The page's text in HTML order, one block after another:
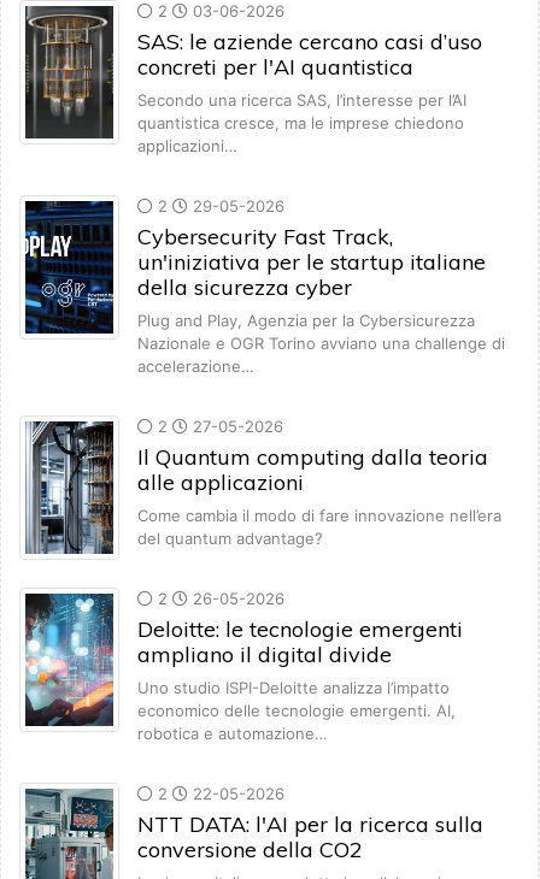
2 03-06-2026
SAS: le aziende cercano casi d’uso
concreti per l'AI quantistica
Secondo una ricerca SAS, l’interesse per l’AI
quantistica cresce, ma le imprese chiedono
applicazioni…
2 29-05-2026
Cybersecurity Fast Track,
un'iniziativa per le startup italiane
della sicurezza cyber
Plug and Play, Agenzia per la Cybersicurezza
Nazionale e OGR Torino avviano una challenge di
accelerazione…
2 27-05-2026
Il Quantum computing dalla teoria
alle applicazioni
Come cambia il modo di fare innovazione nell’era
del quantum advantage?
2 26-05-2026
Deloitte: le tecnologie emergenti
ampliano il digital divide
Uno studio ISPI-Deloitte analizza l’impatto
economico delle tecnologie emergenti. AI,
robotica e automazione…
2 22-05-2026
NTT DATA: l'AI per la ricerca sulla
conversione della CO2